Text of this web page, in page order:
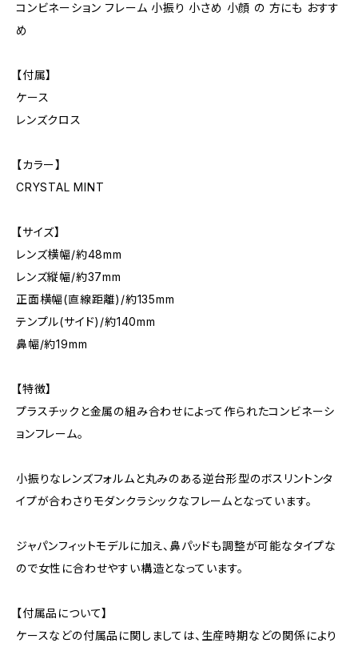
コンビネーション フレーム 小振り 小さめ 小顔 の 方にも おすす
め
【付属】
ケース
レンズクロス
【カラー】
CRYSTAL MINT
【サイズ】
レンズ横幅/約48mm
レンズ縦幅/約37mm
正面横幅(直線距離)/約135mm
テンプル(サイド)/約140mm
鼻幅/約19mm
【特徴】
プラスチックと金属の組み合わせによって作られたコンビネーシ
ョンフレーム。
小振りなレンズフォルムと丸みのある逆台形型のボスリントンタ
イプが合わさりモダンクラシックなフレームとなっています。
ジャパンフィットモデルに加え、鼻パッドも調整が可能なタイプな
ので女性に合わせやすい構造となっています。
【付属品について】
ケースなどの付属品に関しましては、生産時期などの関係により